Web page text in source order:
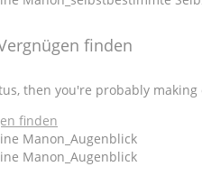
finden
then you're probably
finden